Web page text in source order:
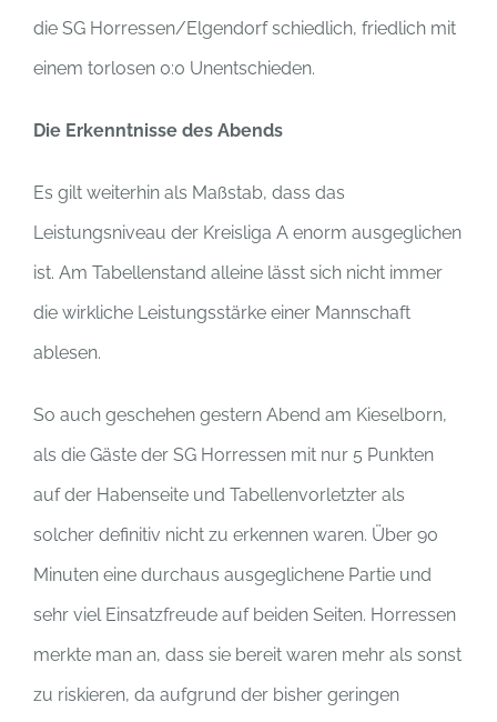
die SG Horressen/Elgendorf schiedlich, friedlich mit
einem torlosen 0:0 Unentschieden.
Die Erkenntnisse des Abends
Es gilt weiterhin als Maßstab, dass das
Leistungsniveau der Kreisliga A enorm ausgeglichen
ist. Am Tabellenstand alleine lässt sich nicht immer
die wirkliche Leistungsstärke einer Mannschaft
ablesen.
So auch geschehen gestern Abend am Kieselborn,
als die Gäste der SG Horressen mit nur 5 Punkten
auf der Habenseite und Tabellenvorletzter als
solcher definitiv nicht zu erkennen waren. Über 90
Minuten eine durchaus ausgeglichene Partie und
sehr viel Einsatzfreude auf beiden Seiten. Horressen
merkte man an, dass sie bereit waren mehr als sonst
zu riskieren, da aufgrund der bisher geringen